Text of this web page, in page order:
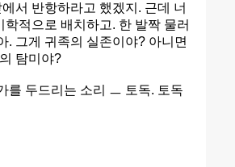
서 반항하라고 했겠지. 근데 너
학적으로 배치하고. 한 발짝 물러
. 그게 귀족의 실존이야? 아니면
탐미야?
를 두드리는 소리 ㅡ 토독. 토독